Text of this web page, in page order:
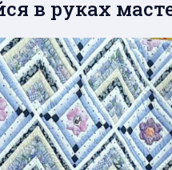
в руках